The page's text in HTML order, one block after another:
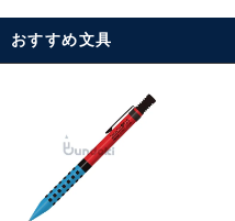
おすすめ文具